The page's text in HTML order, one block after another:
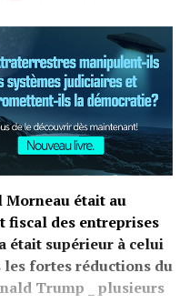
Morneau était au
fiscal des entreprises
était supérieur à celui
les fortes réductions du
Trump _ plusieurs